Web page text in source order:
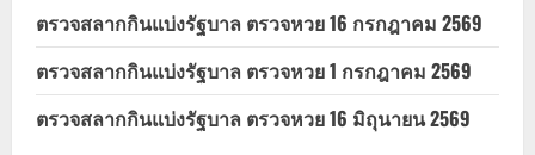
ตรวจสลากกินแบ่งรัฐบาล ตรวจหวย 16 กรกฎาคม 2569
ตรวจสลากกินแบ่งรัฐบาล ตรวจหวย 1 กรกฎาคม 2569
ตรวจสลากกินแบ่งรัฐบาล ตรวจหวย 16 มิถุนายน 2569